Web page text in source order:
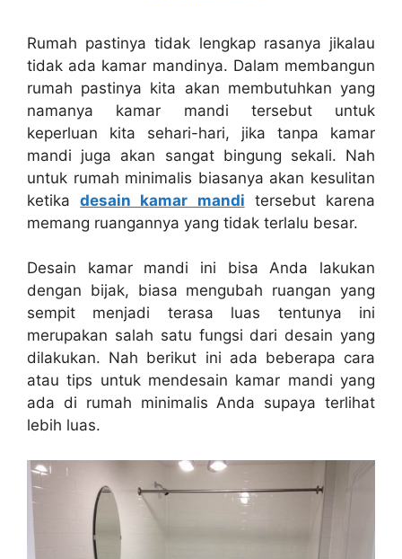
Rumah pastinya tidak lengkap rasanya jikalau
tidak ada kamar mandinya. Dalam membangun
rumah pastinya kita akan membutuhkan yang
namanya kamar mandi tersebut untuk
keperluan kita sehari-hari, jika tanpa kamar
mandi juga akan sangat bingung sekali. Nah
untuk rumah minimalis biasanya akan kesulitan
ketikadesain kamar mandi tersebut karena
memang ruangannya yang tidak terlalu besar.
Desain kamar mandi ini bisa Anda lakukan
dengan bijak, biasa mengubah ruangan yang
sempit menjadi terasa luas tentunya ini
merupakan salah satu fungsi dari desain yang
dilakukan. Nah berikut ini ada beberapa cara
atau tips untuk mendesain kamar mandi yang
ada di rumah minimalis Anda supaya terlihat
lebih luas.